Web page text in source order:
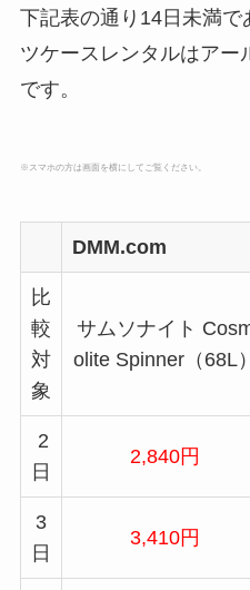
下記表の通り14日未満
ツケースレンタルはアー
です。
※スマホの方は画面を横にしてご覧ください。
DMM.com
比
較
対
象
サムソナイト
olite Spinner（68L）
2
日
2,840円
3
日
3,410円